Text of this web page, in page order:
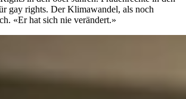
gay rights. Der Klimawandel, als noch
«Er hat sich nie verändert.»